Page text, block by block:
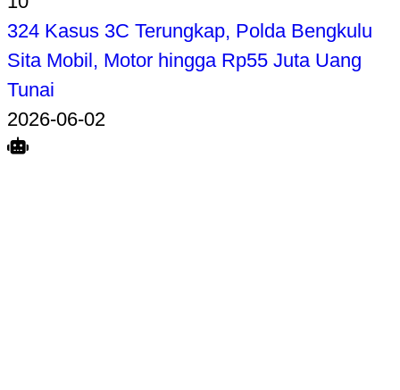
324 Kasus 3C Terungkap, Polda Bengkulu
Sita Mobil, Motor hingga Rp55 Juta Uang
Tunai
2026-06-02